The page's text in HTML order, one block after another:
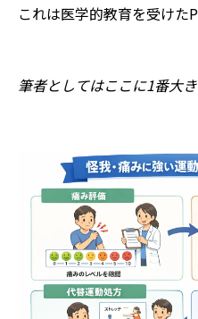
これは医学的教育を受けた
筆者としてはここに1番大